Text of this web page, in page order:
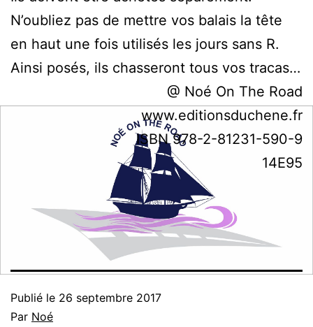
N’oubliez pas de mettre vos balais la tête
en haut une fois utilisés les jours sans R.
Ainsi posés, ils chasseront tous vos tracas…
@ Noé On The Road
www.editionsduchene.fr
ISBN 978-2-81231-590-9
14E95
Publié le 26 septembre 2017
Par Noé